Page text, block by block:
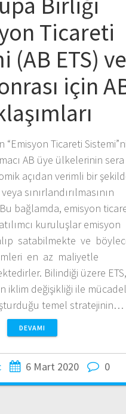
Ticareti
(AB ETS) ve
için
“Emisyon Ticareti
AB üye ülkelerinin sera
açıdan verimli bir
sınırlandırılmasının
bağlamda, emisyon
kuruluşlar emisyon
satabilmekte ve
en az maliyetle
Bilindiği üzere ETS,
iklim değişikliği ile
temel stratejinin…
DEVAMI
6 Mart 2020 0